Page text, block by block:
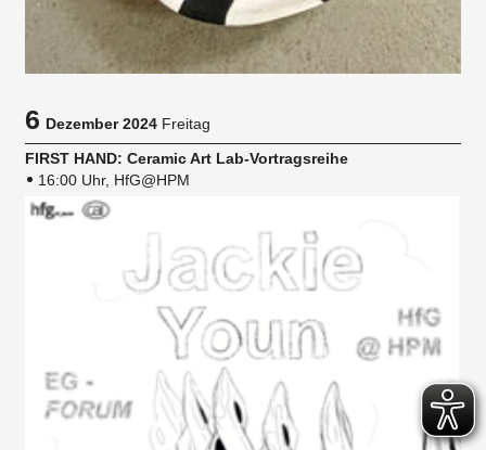
6Dezember 2024 Freitag
FIRST HAND: Ceramic Art Lab-Vortragsreihe
16:00 Uhr, HfG@HPM